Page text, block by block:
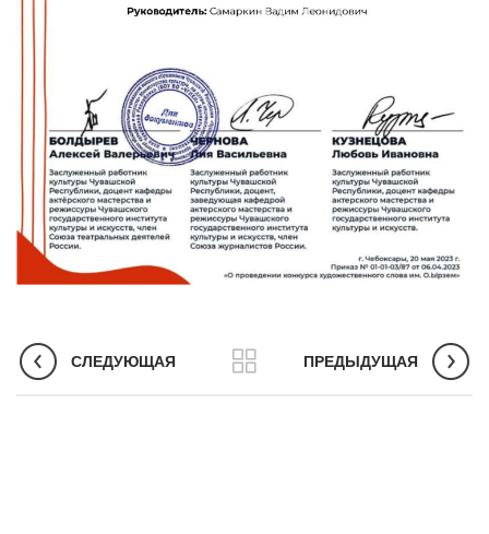
СЛЕДУЮЩАЯ ПРЕДЫДУЩАЯ